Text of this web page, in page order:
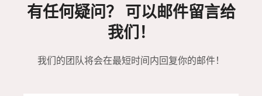
有任何疑问？ 可以邮件留言给
我们！
我们的团队将会在最短时间内回复你的邮件！